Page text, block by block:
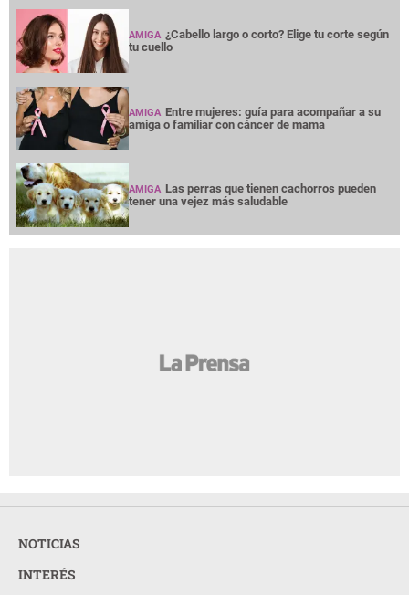
AMIGA ¿Cabello largo o corto? Elige tu corte según
tu cuello
AMIGA Entre mujeres: guía para acompañar a su
amiga o familiar con cáncer de mama
AMIGA Las perras que tienen cachorros pueden
tener una vejez más saludable
NOTICIAS
INTERÉS